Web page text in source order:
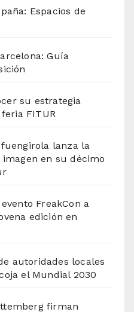
Espacios de
Guía
su estrategia
feria FITUR
lanza la
en su décimo
FreakCon a
edición en
autoridades locales
el Mundial 2030
firman